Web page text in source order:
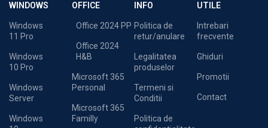
WINDOWS
Windows
11 Pro
Windows
10 Pro
Windows
Server
Windows
OFFICE
Office 2024 PP
Office 2024
H&B
Microsoft 365
Personal
Microsoft 365
Familly
INFO
Politica de
retur/anulare
Legalitatea
produselor
Termeni si
Conditii
Politica de
UTILE
Intrebari
frecvente
Ghiduri
Promotii
Contact